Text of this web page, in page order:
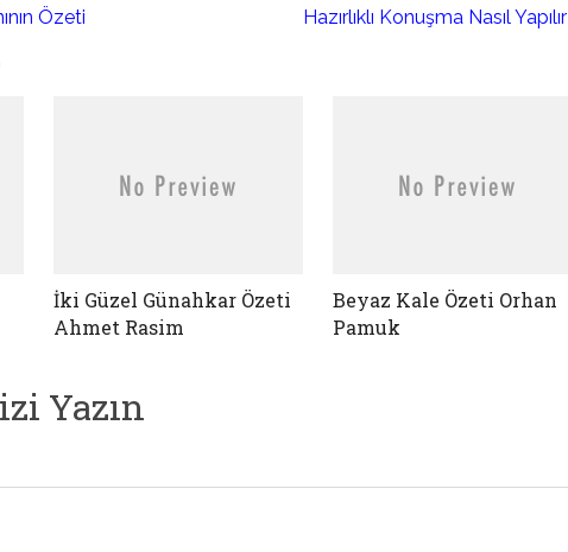
Özeti Hazırlıklı Konuşma Nasıl Yapılır
İki Güzel Günahkar Özeti
Ahmet Rasim
Beyaz Kale Özeti Orhan
Pamuk
Yazın